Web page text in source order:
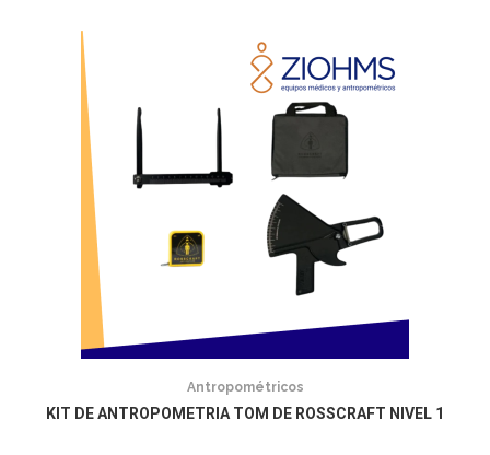
Antropométricos
KIT DE ANTROPOMETRIA TOM DE ROSSCRAFT NIVEL 1